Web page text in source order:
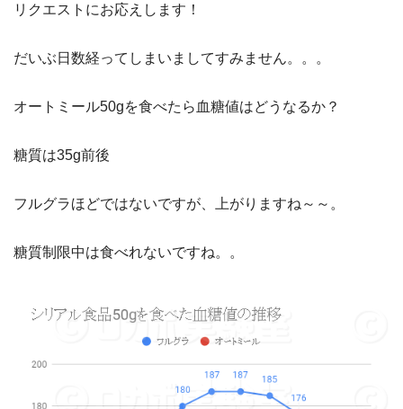
リクエストにお応えします！
だいぶ日数経ってしまいましてすみません。。。
オートミール50gを食べたら血糖値はどうなるか？
糖質は35g前後
フルグラほどではないですが、上がりますね～～。
糖質制限中は食べれないですね。。